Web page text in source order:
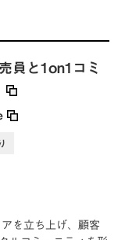
員と1on1コミ
を立ち上げ、顧客